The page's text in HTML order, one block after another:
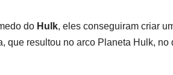
do Hulk, eles conseguiram criar
que resultou no arco Planeta Hulk, no